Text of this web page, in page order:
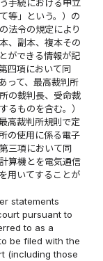
手続における申立
等」という。）の
法令の規定により
、副本、複本その
ができる情報が記
四項において同
って、最高裁判所
の裁判長、受命裁
るものを含む。）
高裁判所規則で定
の使用に係る電子
三項において同
算機とを電気通信
用いてすることが
statements
pursuant to
to as a
be filed with the
(including those